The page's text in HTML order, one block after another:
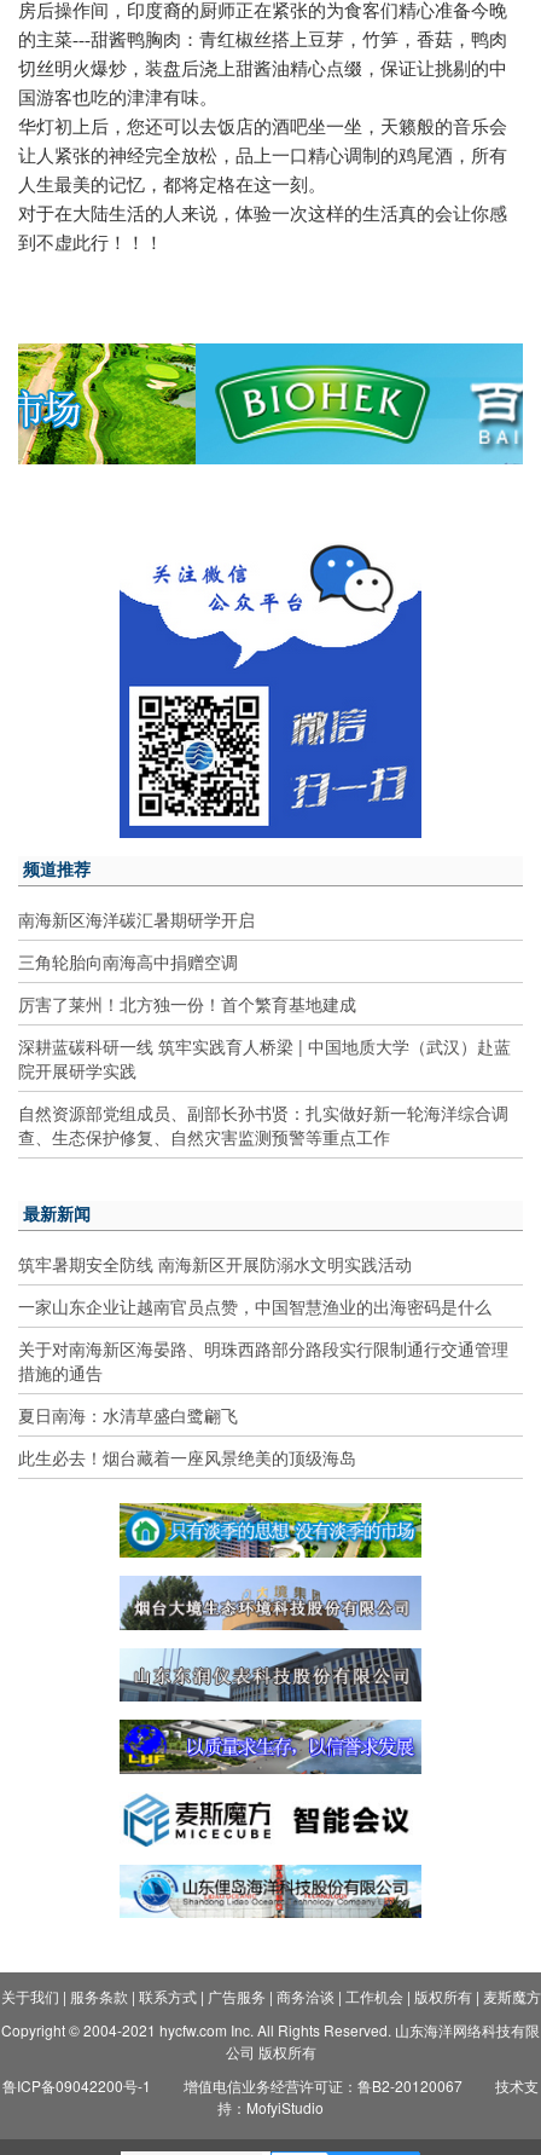
房后操作间，印度裔的厨师正在紧张的为食客们精心准备今晚
的主菜---甜酱鸭胸肉：青红椒丝搭上豆芽，竹笋，香菇，鸭肉
切丝明火爆炒，装盘后浇上甜酱油精心点缀，保证让挑剔的中
国游客也吃的津津有味。
华灯初上后，您还可以去饭店的酒吧坐一坐，天籁般的音乐会
让人紧张的神经完全放松，品上一口精心调制的鸡尾酒，所有
人生最美的记忆，都将定格在这一刻。
对于在大陆生活的人来说，体验一次这样的生活真的会让你感
到不虚此行！！！
频道推荐
南海新区海洋碳汇暑期研学开启
三角轮胎向南海高中捐赠空调
厉害了莱州！北方独一份！首个繁育基地建成
深耕蓝碳科研一线 筑牢实践育人桥梁 | 中国地质大学（武汉）赴蓝
院开展研学实践
自然资源部党组成员、副部长孙书贤：扎实做好新一轮海洋综合调
查、生态保护修复、自然灾害监测预警等重点工作
最新新闻
筑牢暑期安全防线 南海新区开展防溺水文明实践活动
一家山东企业让越南官员点赞，中国智慧渔业的出海密码是什么
关于对南海新区海晏路、明珠西路部分路段实行限制通行交通管理
措施的通告
夏日南海：水清草盛白鹭翩飞
此生必去！烟台藏着一座风景绝美的顶级海岛
关于我们 | 服务条款 | 联系方式| 广告服务 | 商务洽谈 | 工作机会| 版权所有| 麦斯魔方
Copyright © 2004-2021 hycfw.com Inc. All Rights Reserved. 山东海洋网络科技有限
公司 版权所有
鲁ICP备09042200号-1
增值电信业务经营许可证：鲁B2-20120067
技术支
持：MofyiStudio